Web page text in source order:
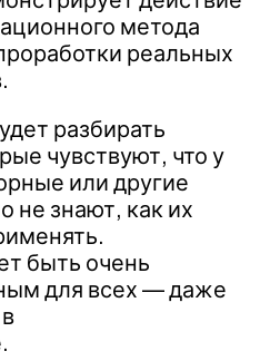
метода
реальных
разбирать
чувствуют, что у
или другие
не знают, как их
быть очень
для всех — даже